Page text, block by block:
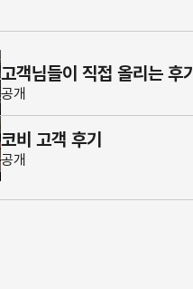
고객님들이 직접 올리는 후기
공개
코비 고객 후기
공개